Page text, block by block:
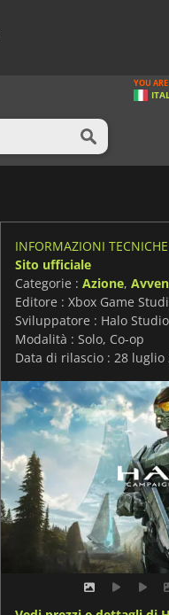
YOU
INFORMAZIONI TECNICHE
Sito ufficiale
Categorie : Azione,
Editore : Xbox Game
Sviluppatore : Halo
Modalità : Solo, Co-op
Data di rilascio : 28 luglio